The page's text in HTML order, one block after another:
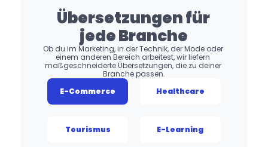
Übersetzungen für
jede Branche
Ob du im Marketing, in der Technik, der Mode oder
einem anderen Bereich arbeitest, wir liefern
maßgeschneiderte Übersetzungen, die zu deiner
Branche passen.
E-Commerce
Healthcare
Tourismus E-Learning